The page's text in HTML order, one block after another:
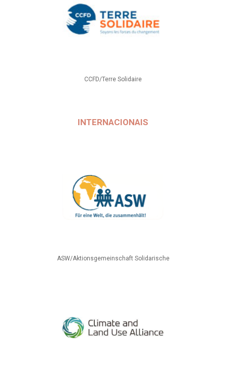
CCFD/Terre Solidaire
INTERNACIONAIS
ASW/Aktionsgemeinschaft Solidarische